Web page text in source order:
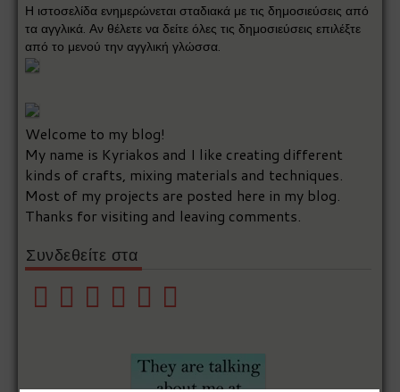
Η ιστοσελίδα ενημερώνεται σταδιακά με τις δημοσιεύσεις από
τα αγγλικά. Αν θέλετε να δείτε όλες τις δημοσιεύσεις επιλέξτε
από το μενού την αγγλική γλώσσα.
Welcome to my blog!
My name is Kyriakos and I like creating different
kinds of crafts, mixing materials and techniques.
Most of my projects are posted here in my blog.
Thanks for visiting and leaving comments.
Συνδεθείτε στα